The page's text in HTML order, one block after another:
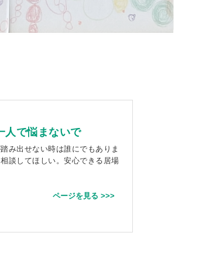
人で悩まないで
み出せない時は誰にでもありま
談してほしい。安心できる居場
ページを見る >>>